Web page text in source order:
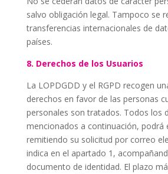
salvo obligación legal. Tampoco se
transferencias internacionales de
países.
8. Derechos de los Usuarios
La LOPDGDD y el RGPD recogen
derechos en favor de las personas
personales son tratados. Todos los
mencionados a continuación, podrá
remitiendo su solicitud por correo
indica en el apartado 1,
documento de identidad. El plazo